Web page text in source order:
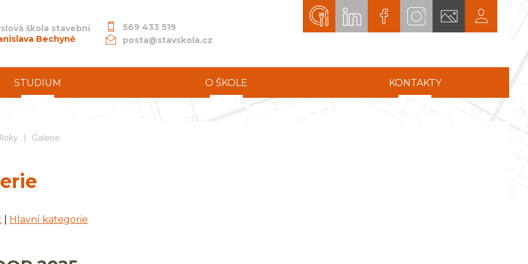
škola stavební
Bechyně
569 433 519
posta@stavskola.cz
STUDIUM O ŠKOLE KONTAKTY
průmyslová škola stavební akademika Stanislava Bechyně
| Galerie
Hlavní kategorie